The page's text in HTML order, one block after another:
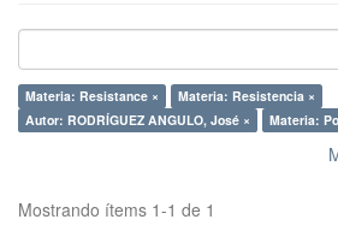
Materia: Resistance ×
Materia: Resistencia ×
Autor: RODRÍGUEZ ANGULO, José ×
Materia:
Mostrando ítems 1-1 de 1